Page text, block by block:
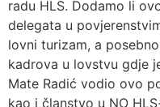
radu HLS. Dodamo li
delegata u
lovni turizam, a
kadrova u lovstvu gdje
Mate Radić vodio ovo
kao i članstvo u NO